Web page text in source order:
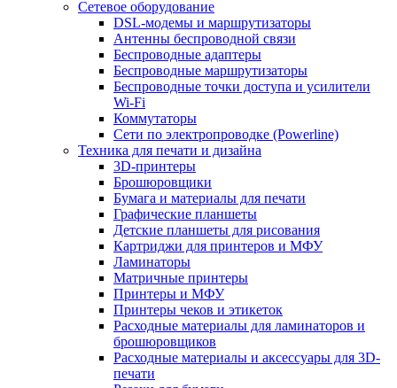
Сетевое оборудование
DSL-модемы и маршрутизаторы
Антенны беспроводной связи
Беспроводные адаптеры
Беспроводные маршрутизаторы
Беспроводные точки доступа и усилители
Wi-Fi
Коммутаторы
Сети по электропроводке (Powerline)
Техника для печати и дизайна
3D-принтеры
Брошюровщики
Бумага и материалы для печати
Графические планшеты
Детские планшеты для рисования
Картриджи для принтеров и МФУ
Ламинаторы
Матричные принтеры
Принтеры и МФУ
Принтеры чеков и этикеток
Расходные материалы для ламинаторов и
брошюровщиков
Расходные материалы и аксессуары для 3D-
печати